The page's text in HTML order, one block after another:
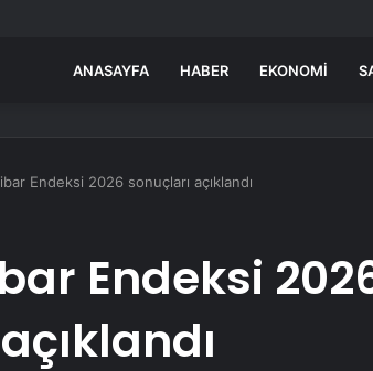
ANASAYFA HABER EKONOMI
Endeksi 2026 sonuçları açıklandı
Endeksi